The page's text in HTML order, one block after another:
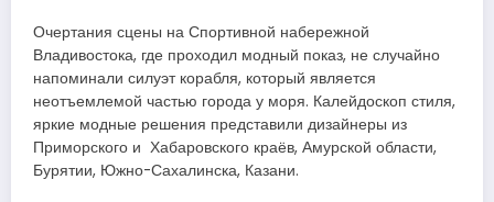
Очертания сцены на Спортивной набережной
Владивостока, где проходил модный показ, не случайно
напоминали силуэт корабля, который является
неотъемлемой частью города у моря​​​. Калейдоскоп стиля,
яркие модные решения представили дизайнеры из
Приморского и Хабаровского краёв, Амурской области,
Бурятии, Южно-Сахалинска, Казани.